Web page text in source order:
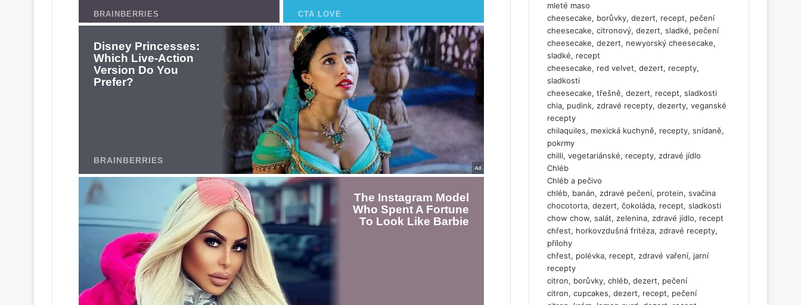
mleté maso
cheesecake, borůvky, dezert, recept, pečení
cheesecake, citronový, dezert, sladké, pečení
cheesecake, dezert, newyorský cheesecake,
sladké, recept
cheesecake, red velvet, dezert, recepty,
sladkosti
cheesecake, třešně, dezert, recept, sladkosti
chia, pudink, zdravé recepty, dezerty, veganské
recepty
chilaquiles, mexická kuchyně, recepty, snídaně,
pokrmy
chilli, vegetariánské, recepty, zdravé jídlo
Chléb
Chléb a pečivo
chléb, banán, zdravé pečení, protein, svačina
chocotorta, dezert, čokoláda, recept, sladkosti
chow chow, salát, zelenina, zdravé jídlo, recept
chřest, horkovzdušná fritéza, zdravé recepty,
přílohy
chřest, polévka, recept, zdravé vaření, jarní
recepty
citron, borůvky, chléb, dezert, pečení
citron, cupcakes, dezert, recept, pečení